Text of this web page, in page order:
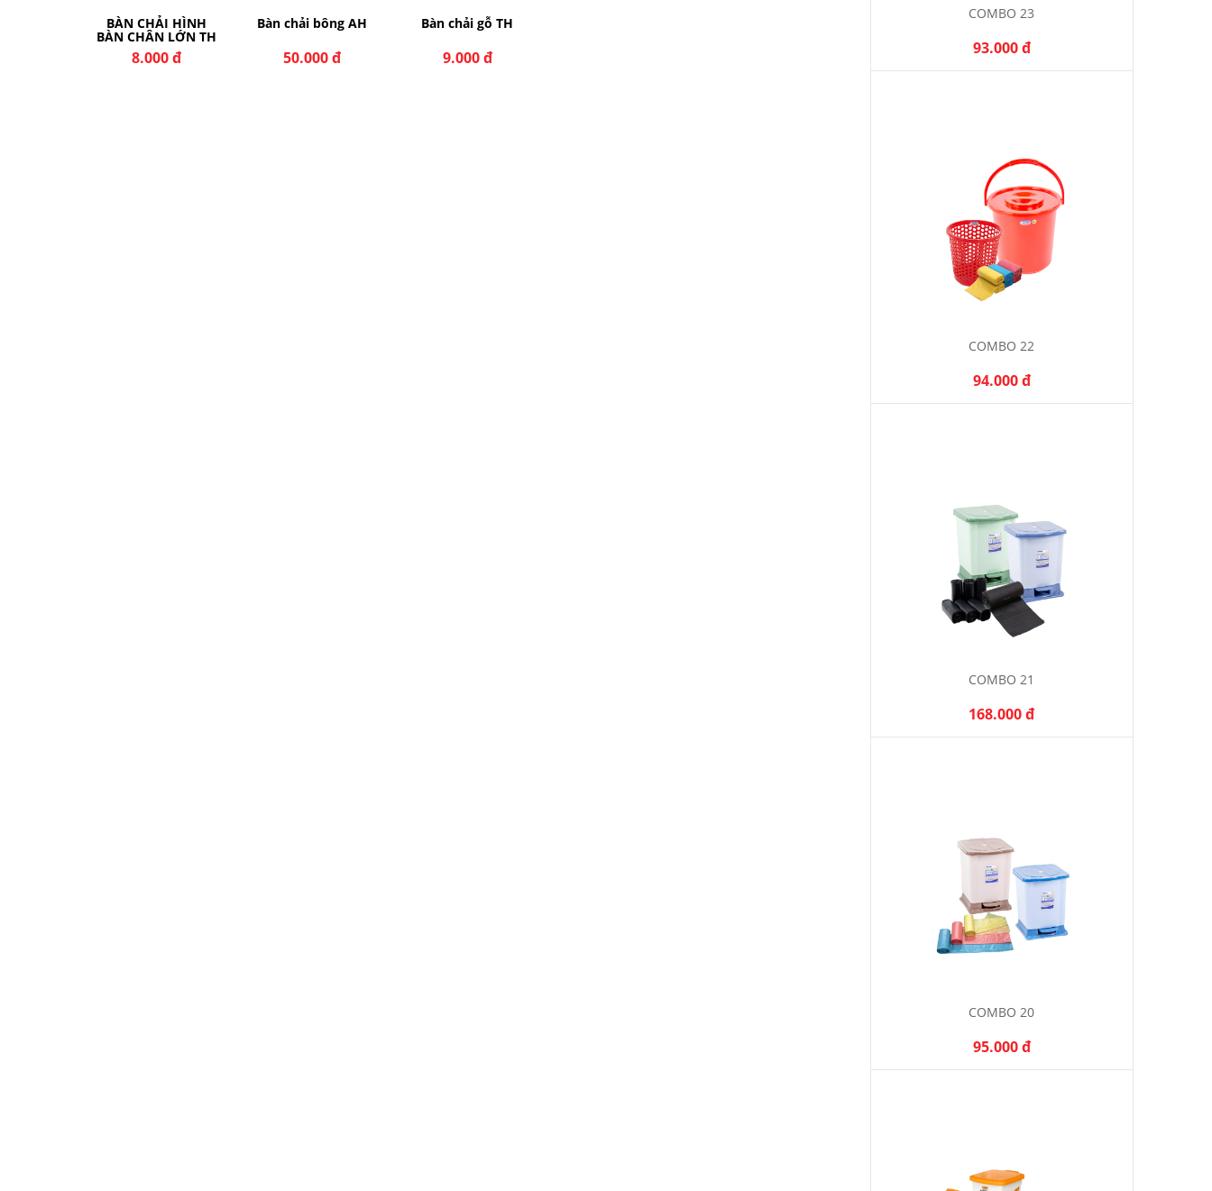
BÀN CHẢI HÌNH
BÀN CHÂN LỚN TH
8.000 đ
Bàn chải bông AH
50.000 đ
Bàn chải gỗ TH
9.000 đ
COMBO 23
93.000 đ
COMBO 22
94.000 đ
COMBO 21
168.000 đ
COMBO 20
95.000 đ